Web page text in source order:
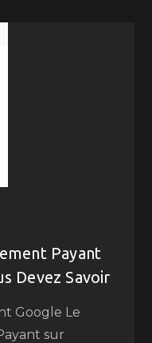
Payant
Devez Savoir
Google Le
sur